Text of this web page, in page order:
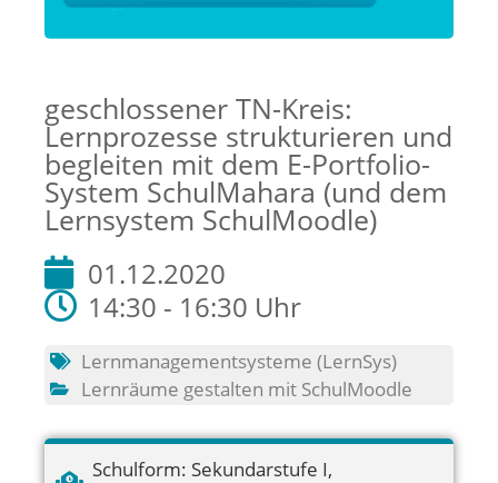
geschlossener TN-Kreis:
Lernprozesse strukturieren und
begleiten mit dem E-Portfolio-
System SchulMahara (und dem
Lernsystem SchulMoodle)
01.12.2020
14:30 - 16:30 Uhr
Lernmanagementsysteme (LernSys)
Lernräume gestalten mit SchulMoodle
Schulform: Sekundarstufe I,